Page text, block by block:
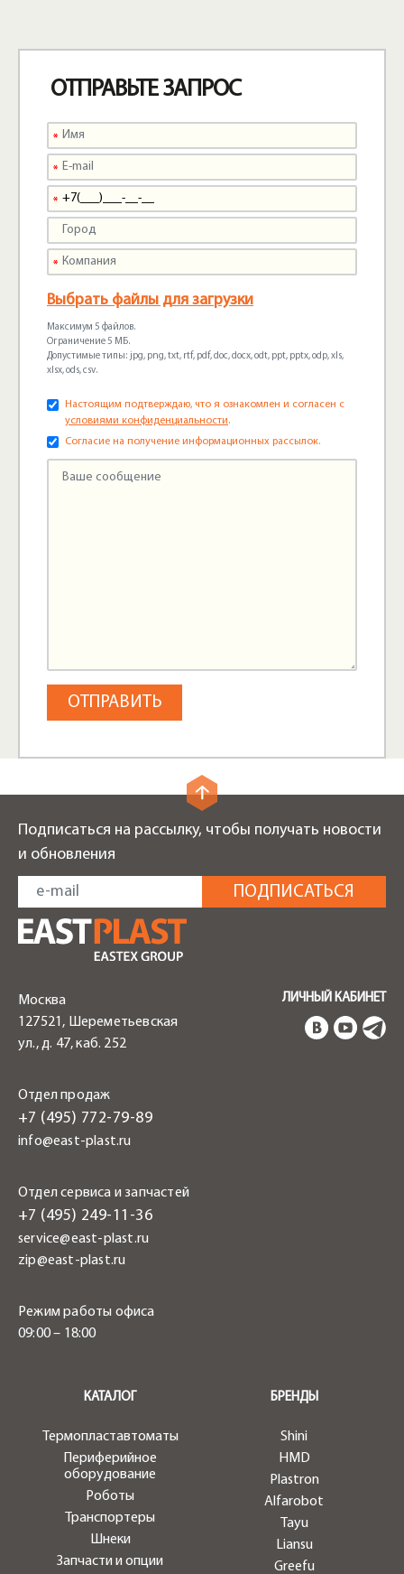
ОТПРАВЬТЕ ЗАПРОС
Выбрать файлы для загрузки
Максимум 5 файлов.
Ограничение 5 МБ.
Допустимые типы: jpg, png, txt, rtf, pdf, doc, docx, odt, ppt, pptx, odp, xls,
xlsx, ods, csv.
Настоящим подтверждаю, что я ознакомлен и согласен с
условиями конфиденциальности.
Согласие на получение информационных рассылок.
Подписаться на рассылку, чтобы получать новости
и обновления
Москва
127521, Шереметьевская
ул., д. 47, каб. 252
Отдел продаж
+7 (495) 772-79-89
info@east-plast.ru
Отдел сервиса и запчастей
+7 (495) 249-11-36
service@east-plast.ru
zip@east-plast.ru
Режим работы офиса
09:00 – 18:00
ЛИЧНЫЙ КАБИНЕТ
КАТАЛОГ
Термопластавтоматы
Периферийное
оборудование
Роботы
Транспортеры
Шнеки
Запчасти и опции
БРЕНДЫ
Shini
HMD
Plastron
Alfarobot
Tayu
Liansu
Greefu